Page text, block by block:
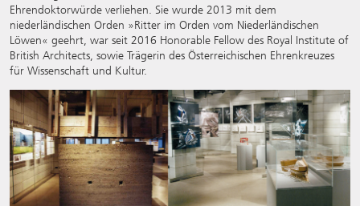
Ehrendoktorwürde verliehen. Sie wurde 2013 mit dem
niederländischen Orden »Ritter im Orden vom Niederländischen
Löwen« geehrt, war seit 2016 Honorable Fellow des Royal Institute of
British Architects, sowie Trägerin des Österreichischen Ehrenkreuzes
für Wissenschaft und Kultur.